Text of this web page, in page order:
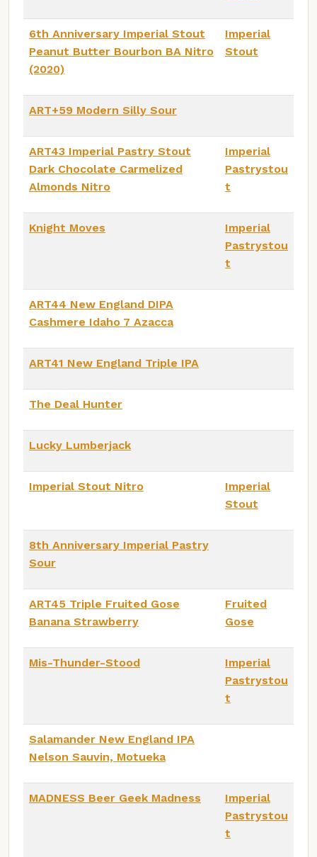
6th Anniversary Imperial Stout
Peanut Butter Bourbon BA Nitro
(2020)
Imperial
Stout
ART+59 Modern Silly Sour
ART43 Imperial Pastry Stout
Dark Chocolate Carmelized
Almonds Nitro
Imperial
Pastrystou
t
Knight Moves
Imperial
Pastrystou
t
ART44 New England DIPA
Cashmere Idaho 7 Azacca
ART41 New England Triple IPA
The Deal Hunter
Lucky Lumberjack
Imperial Stout Nitro
Imperial
Stout
8th Anniversary Imperial Pastry
Sour
ART45 Triple Fruited Gose
Banana Strawberry
Fruited
Gose
Mis-Thunder-Stood
Imperial
Pastrystou
t
Salamander New England IPA
Nelson Sauvin, Motueka
MADNESS Beer Geek Madness
Imperial
Pastrystou
t